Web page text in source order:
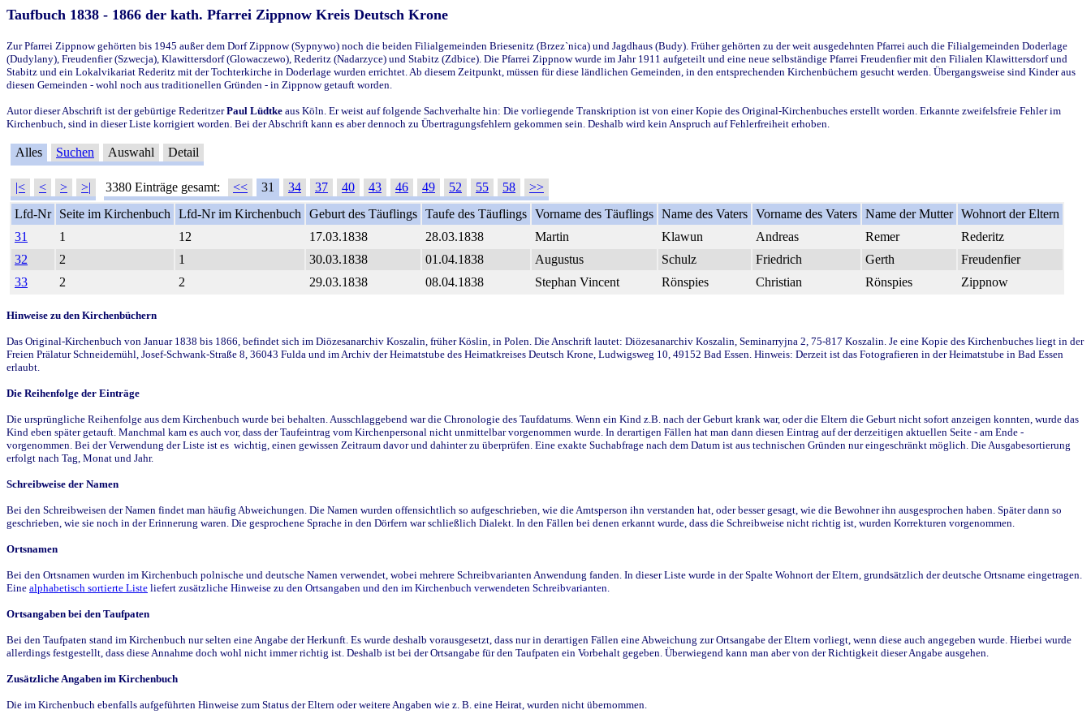
Taufbuch 1838 - 1866 der kath. Pfarrei Zippnow Kreis Deutsch Krone
Zur Pfarrei Zippnow gehörten bis 1945 außer dem Dorf Zippnow (Sypnywo) noch die beiden Filialgemeinden Briesenitz (Brzez`nica) und Jagdhaus (Budy). Früher gehörten zu der weit ausgedehnten Pfarrei auch die Filialgemeinden Doderlage
(Dudylany), Freudenfier (Szwecja), Klawittersdorf (Glowaczewo), Rederitz (Nadarzyce) und Stabitz (Zdbice). Die Pfarrei Zippnow wurde im Jahr 1911 aufgeteilt und eine neue selbständige Pfarrei Freudenfier mit den Filialen Klawittersdorf und
Stabitz und ein Lokalvikariat Rederitz mit der Tochterkirche in Doderlage wurden errichtet. Ab diesem Zeitpunkt, müssen für diese ländlichen Gemeinden, in den entsprechenden Kirchenbüchern gesucht werden. Übergangsweise sind Kinder aus
diesen Gemeinden - wohl noch aus traditionellen Gründen - in Zippnow getauft worden.
Autor dieser Abschrift ist der gebürtige RederitzerPaul Lüdtke aus Köln. Er weist auf folgende Sachverhalte hin: Die vorliegende Transkription ist von einer Kopie des Original-Kirchenbuches erstellt worden. Erkannte zweifelsfreie Fehler im
Kirchenbuch, sind in dieser Liste korrigiert worden. Bei der Abschrift kann es aber dennoch zu Übertragungsfehlern gekommen sein. Deshalb wird kein Anspruch auf Fehlerfreiheit erhoben.
Alles Suchen Auswahl Detail
|< < > >| 3380 Einträge gesamt: << 31 34 37 40 43 46 49 52 55 58
>>
Lfd-Nr
Seite im Kirchenbuch Lfd-Nr im Kirchenbuch Geburt des Täuflings Taufe des Täuflings Vorname des Täuflings Name des Vaters Vorname des Vaters Name der Mutter Wohnort der Eltern
31
1 12 17.03.1838 28.03.1838 Martin Klawun Andreas Remer
Rederitz
32
2 1 30.03.1838 01.04.1838 Augustus Schulz Friedrich Gerth
Freudenfier
33
2 2 29.03.1838 08.04.1838 Stephan Vincent Rönspies Christian Rönspies Zippnow
Hinweise zu den Kirchenbüchern
Das Original-Kirchenbuch von Januar 1838 bis 1866, befindet sich im Diözesanarchiv Koszalin, früher Köslin, in Polen. Die Anschrift lautet: Diözesanarchiv Koszalin, Seminarryjna 2, 75-817 Koszalin. Je eine Kopie des Kirchenbuches liegt in der
Freien Prälatur Schneidemühl, Josef-Schwank-Straße 8, 36043 Fulda und im Archiv der Heimatstube des Heimatkreises Deutsch Krone, Ludwigsweg 10, 49152 Bad Essen. Hinweis: Derzeit ist das Fotografieren in der Heimatstube in Bad Essen
erlaubt.
Die Reihenfolge der Einträge
Die ursprüngliche Reihenfolge aus dem Kirchenbuch wurde bei behalten. Ausschlaggebend war die Chronologie des Taufdatums. Wenn ein Kind z.B. nach der Geburt krank war, oder die Eltern die Geburt nicht sofort anzeigen konnten, wurde das
Kind eben später getauft. Manchmal kam es auch vor, dass der Taufeintrag vom Kirchenpersonal nicht unmittelbar vorgenommen wurde. In derartigen Fällen hat man dann diesen Eintrag auf der derzeitigen aktuellen Seite - am Ende -
vorgenommen. Bei der Verwendung der Liste ist es wichtig, einen gewissen Zeitraum davor und dahinter zu überprüfen. Eine exakte Suchabfrage nach dem Datum ist aus technischen Gründen nur eingeschränkt möglich. Die Ausgabesortierung
erfolgt nach Tag, Monat und Jahr.
Schreibweise der Namen
Bei den Schreibweisen der Namen findet man häufig Abweichungen. Die Namen wurden offensichtlich so aufgeschrieben, wie die Amtsperson ihn verstanden hat, oder besser gesagt, wie die Bewohner ihn ausgesprochen haben. Später dann so
geschrieben, wie sie noch in der Erinnerung waren. Die gesprochene Sprache in den Dörfern war schließlich Dialekt. In den Fällen bei denen erkannt wurde, dass die Schreibweise nicht richtig ist, wurden Korrekturen vorgenommen.
Ortsnamen
Bei den Ortsnamen wurden im Kirchenbuch polnische und deutsche Namen verwendet, wobei mehrere Schreibvarianten Anwendung fanden. In dieser Liste wurde in der Spalte Wohnort der Eltern, grundsätzlich der deutsche Ortsname eingetragen.
Eine alphabetisch sortierte Liste liefert zusätzliche Hinweise zu den Ortsangaben und den im Kirchenbuch verwendeten Schreibvarianten.
Ortsangaben bei den Taufpaten
Bei den Taufpaten stand im Kirchenbuch nur selten eine Angabe der Herkunft. Es wurde deshalb vorausgesetzt, dass nur in derartigen Fällen eine Abweichung zur Ortsangabe der Eltern vorliegt, wenn diese auch angegeben wurde. Hierbei wurde
allerdings festgestellt, dass diese Annahme doch wohl nicht immer richtig ist. Deshalb ist bei der Ortsangabe für den Taufpaten ein Vorbehalt gegeben. Überwiegend kann man aber von der Richtigkeit dieser Angabe ausgehen.
Zusätzliche Angaben im Kirchenbuch
Die im Kirchenbuch ebenfalls aufgeführten Hinweise zum Status der Eltern oder weitere Angaben wie z. B. eine Heirat, wurden nicht übernommen.